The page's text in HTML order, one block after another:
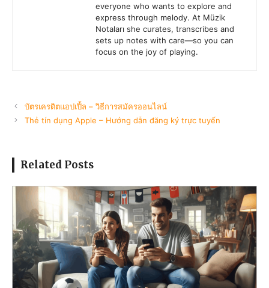
everyone who wants to explore and
express through melody. At Müzik
Notaları she curates, transcribes and
sets up notes with care—so you can
focus on the joy of playing.
บัตรเครดิตแอปเปิ้ล – วิธีการสมัครออนไลน์
Thẻ tín dụng Apple – Hướng dẫn đăng ký trực tuyến
Related Posts